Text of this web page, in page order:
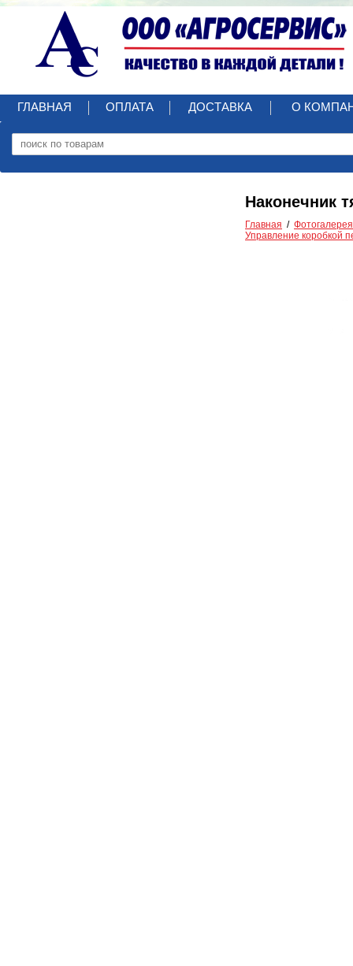
ГЛАВНАЯ ОПЛАТА ДОСТАВКА О
Наконечник
Главная
Фотогалерея
Управление коробкой